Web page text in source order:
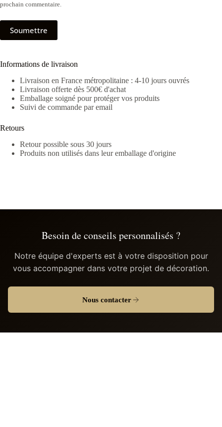
prochain commentaire.
Soumettre
Informations de livraison
Livraison en France métropolitaine : 4-10 jours ouvrés
Livraison offerte dès 500€ d'achat
Emballage soigné pour protéger vos produits
Suivi de commande par email
Retours
Retour possible sous 30 jours
Produits non utilisés dans leur emballage d'origine
Besoin de conseils personnalisés ?
Notre équipe d'experts est à votre disposition pour
vous accompagner dans votre projet de décoration.
Nous contacter